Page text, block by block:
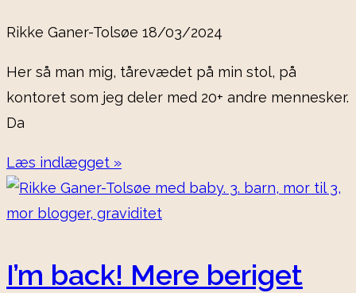
Rikke Ganer-Tolsøe 18/03/2024
Her så man mig, tårevædet på min stol, på
kontoret som jeg deler med 20+ andre mennesker.
Da
Læs indlægget »
I’m back! Mere beriget